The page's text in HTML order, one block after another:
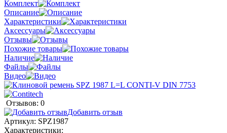
Комплект
Описание
Характеристики
Аксессуары
Отзывы
Похожие товары
Наличие
Файлы
Видео
Отзывов: 0
Добавить отзыв
Артикул: SPZ1987
Характеристики: